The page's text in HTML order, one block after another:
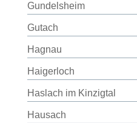
Gundelsheim
Gutach
Hagnau
Haigerloch
Haslach im Kinzigtal
Hausach